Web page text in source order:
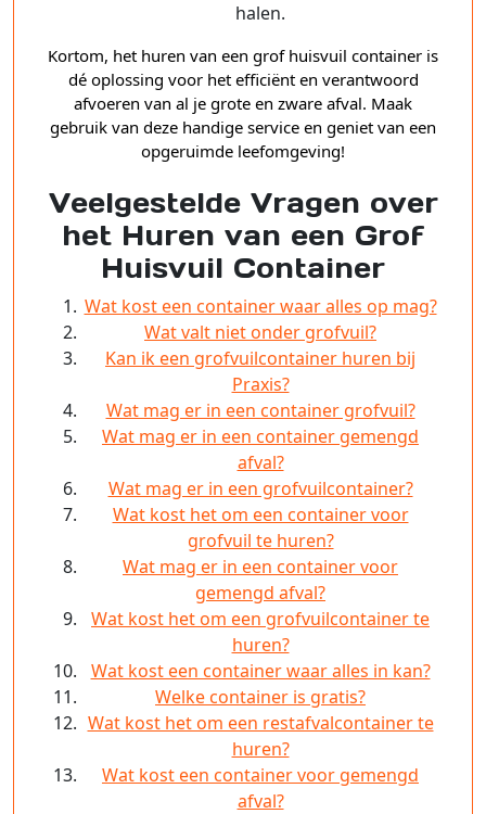
halen.
Kortom, het huren van een grof huisvuil container is
dé oplossing voor het efficiënt en verantwoord
afvoeren van al je grote en zware afval. Maak
gebruik van deze handige service en geniet van een
opgeruimde leefomgeving!
Veelgestelde Vragen over
het Huren van een Grof
Huisvuil Container
Wat kost een container waar alles op mag?
Wat valt niet onder grofvuil?
Kan ik een grofvuilcontainer huren bij
Praxis?
Wat mag er in een container grofvuil?
Wat mag er in een container gemengd
afval?
Wat mag er in een grofvuilcontainer?
Wat kost het om een container voor
grofvuil te huren?
Wat mag er in een container voor
gemengd afval?
Wat kost het om een grofvuilcontainer te
huren?
Wat kost een container waar alles in kan?
Welke container is gratis?
Wat kost het om een restafvalcontainer te
huren?
Wat kost een container voor gemengd
afval?